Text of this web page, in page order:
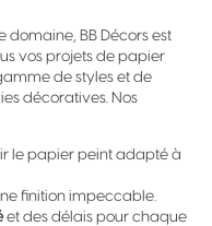
BB Décors est
vos projets de papier
de styles et de
décoratives. Nos
le papier peint adapté à
finition impeccable.
et des délais pour chaque